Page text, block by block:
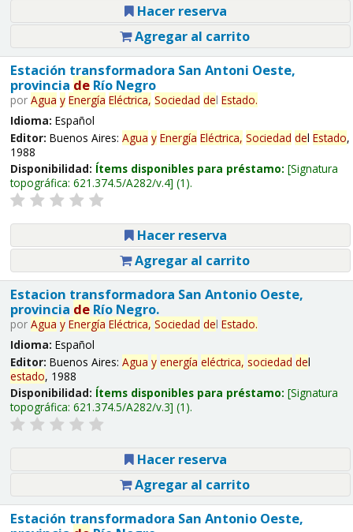
Hacer reserva
Agregar al carrito
Estación transformadora San Antoni Oeste,
provincia deRío Negro
por Agua y Energía Eléctrica, Sociedad del Estado.
Idioma: Español
Editor: Buenos Aires: Agua y Energía Eléctrica, Sociedad del Estado,
1988
Disponibilidad: Ítems disponibles para préstamo: Signatura
topográfica: 621.374.5/A282/v.4 (1).
Hacer reserva
Agregar al carrito
Estacion transformadora San Antonio Oeste,
provincia deRío Negro.
por Agua y Energía Eléctrica, Sociedad del Estado.
Idioma: Español
Editor: Buenos Aires: Agua y energía eléctrica, sociedad del
estado, 1988
Disponibilidad: Ítems disponibles para préstamo: Signatura
topográfica: 621.374.5/A282/v.3 (1).
Hacer reserva
Agregar al carrito
Estación transformadora San Antonio Oeste,